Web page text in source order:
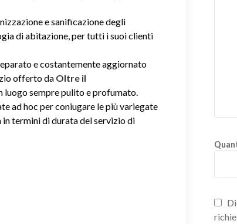
e sanificazione degli
di abitazione, per tutti i suoi clienti
e costantemente aggiornato
offerto da Oltre il
luogo sempre pulito e profumato.
ad hoc per coniugare le più variegate
in termini di durata del servizio di